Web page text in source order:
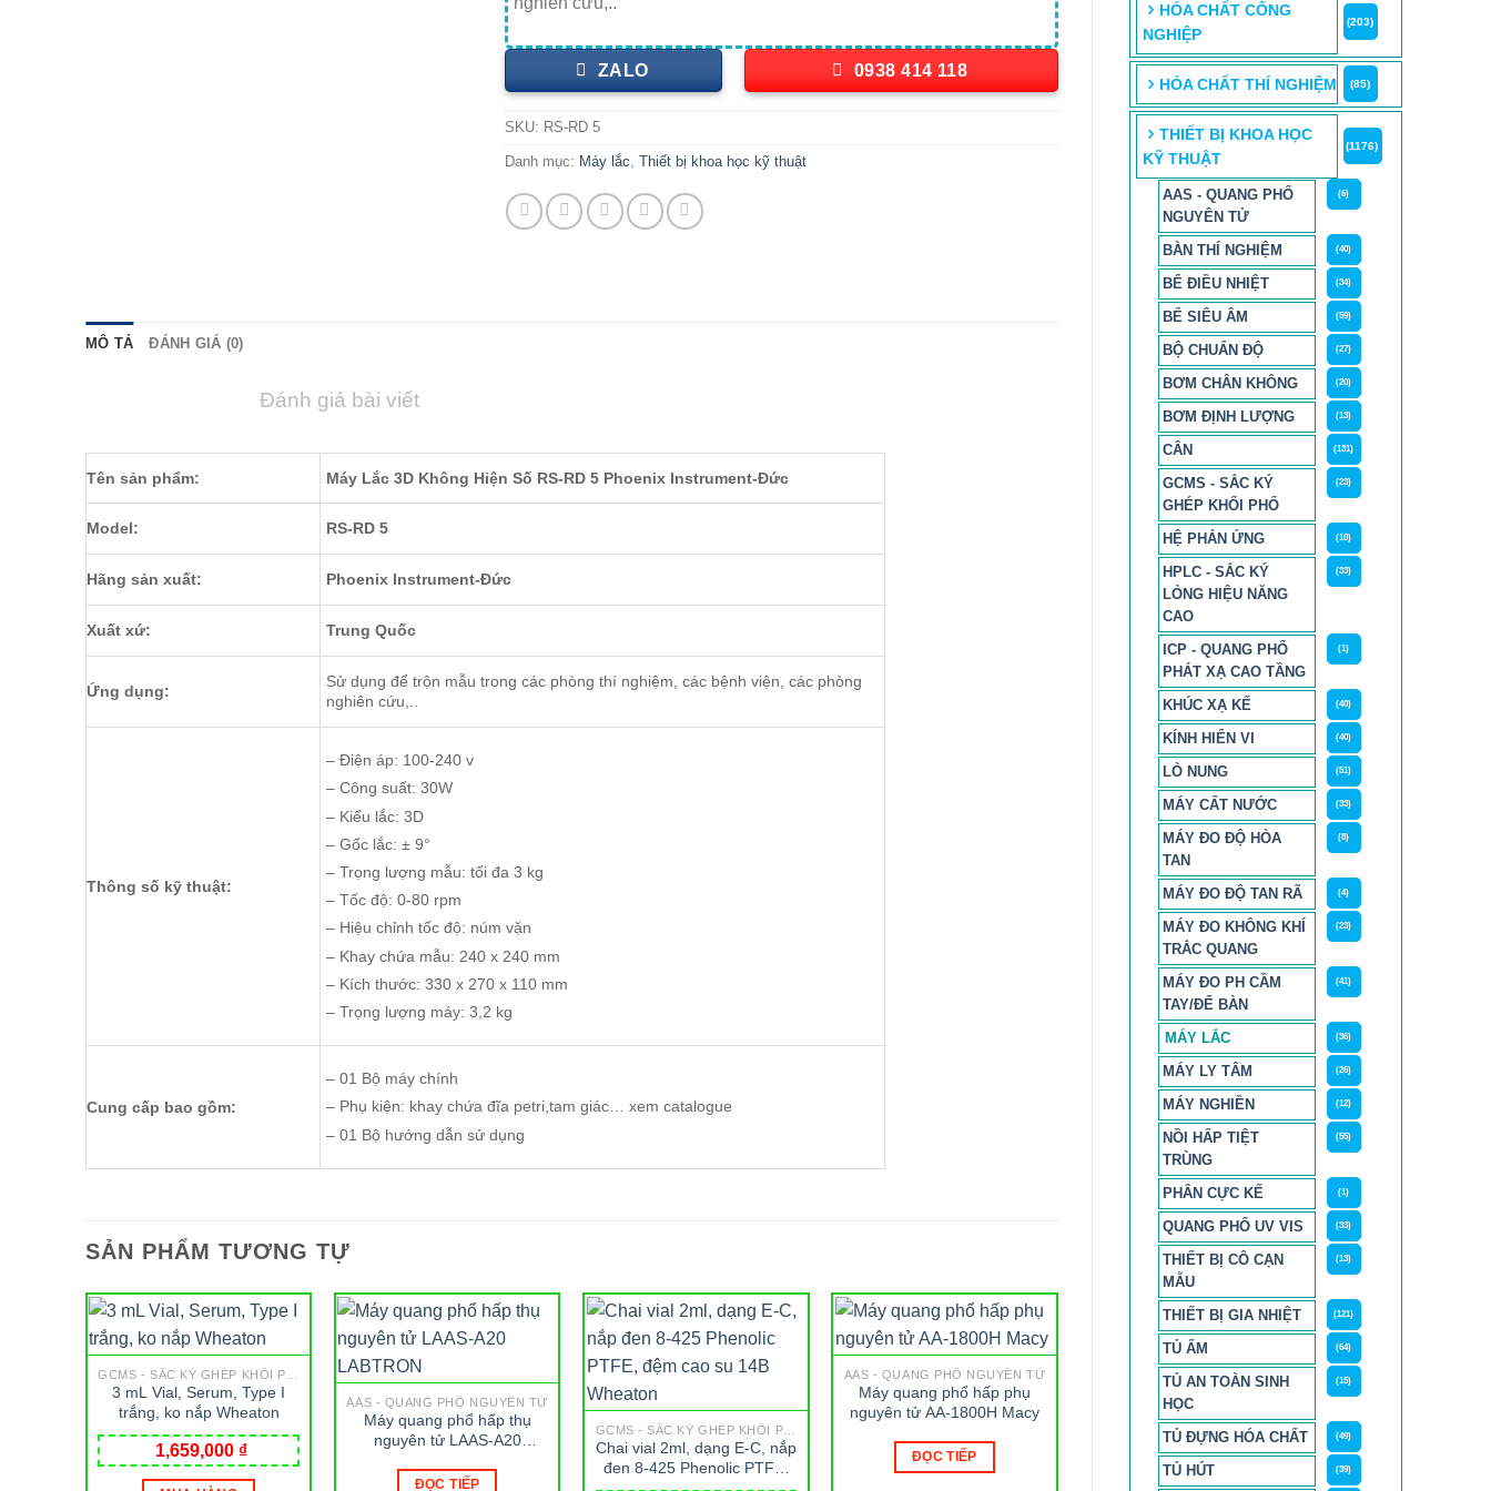
HÓA CHẤT CÔNG
NGHIỆP
(203)
HÓA CHẤT THÍ NGHIỆM (85)
THIẾT BỊ KHOA HỌC
KỸ THUẬT
(1176)
AAS - QUANG PHỔ
NGUYÊN TỬ
(6)
BÀN THÍ NGHIỆM (40)
BỂ ĐIỀU NHIỆT (34)
BỂ SIÊU ÂM (59)
BỘ CHUẨN ĐỘ (27)
BƠM CHÂN KHÔNG (20)
BƠM ĐỊNH LƯỢNG (13)
CÂN (131)
GCMS - SẮC KÝ
GHÉP KHỐI PHỔ
(23)
HỆ PHẢN ỨNG (10)
HPLC - SẮC KÝ
LỎNG HIỆU NĂNG
CAO
(33)
ICP - QUANG PHỔ
PHÁT XẠ CAO TẦNG
(1)
KHÚC XẠ KẾ (40)
KÍNH HIỂN VI (40)
LÒ NUNG (51)
MÁY CẤT NƯỚC (33)
MÁY ĐO ĐỘ HÒA
TAN
(8)
MÁY ĐO ĐỘ TAN RÃ (4)
MÁY ĐO KHÔNG KHÍ
TRẮC QUANG
(23)
MÁY ĐO PH CẦM
TAY/ĐỂ BÀN
(41)
MÁY LẮC (36)
MÁY LY TÂM (26)
MÁY NGHIỀN (12)
NỒI HẤP TIỆT
TRÙNG
(55)
PHÂN CỰC KẾ (1)
QUANG PHỔ UV VIS (33)
THIẾT BỊ CÔ CẠN
MẪU
(13)
THIẾT BỊ GIA NHIỆT (121)
TỦ ẤM (64)
TỦ AN TOÀN SINH
HỌC
(15)
TỦ ĐỰNG HÓA CHẤT (49)
TỦ HÚT (39)
ZALO 0938 414 118
SKU: RS-RD 5
Danh mục: Máy lắc, Thiết bị khoa học kỹ thuật
MÔ TẢ ĐÁNH GIÁ (0)
Đánh giá bài viết
Tên sản phẩm: Máy Lắc 3D Không Hiện Số RS-RD 5 Phoenix Instrument-Đức
Model: RS-RD 5
Hãng sản xuất: Phoenix Instrument-Đức
Xuất xứ: Trung Quốc
Ứng dụng:
Sử dụng để trộn mẫu trong các phòng thí nghiệm, các bệnh viện, các phòng
nghiên cứu,..
Thông số kỹ thuật:
– Điện áp: 100-240 v
– Công suất: 30W
– Kiểu lắc: 3D
– Gốc lắc: ± 9°
– Trọng lượng mẫu: tối đa 3 kg
– Tốc độ: 0-80 rpm
– Hiệu chỉnh tốc độ: núm vặn
– Khay chứa mẫu: 240 x 240 mm
– Kích thước: 330 x 270 x 110 mm
– Trọng lượng máy: 3,2 kg
Cung cấp bao gồm:
– 01 Bộ máy chính
– Phụ kiện: khay chứa đĩa petri,tam giác… xem catalogue
– 01 Bộ hướng dẫn sử dụng
SẢN PHẨM TƯƠNG TỰ
3 mL Vial, Serum, Type I
trắng, ko nắp Wheaton
1,659,000 ₫
AAS - QUANG PHỔ NGUYÊN TỬ
Máy quang phổ hấp thụ
nguyên tử LAAS-A20
ĐỌC TIẾP
Chai vial 2ml, dạng E-C, nắp
đen 8-425 Phenolic PTFE,
AAS - QUANG PHỔ NGUYÊN TỬ
Máy quang phổ hấp phụ
nguyên tử AA-1800H Macy
ĐỌC TIẾP
AAS - QUANG PHỔ NGUYÊN TỬ